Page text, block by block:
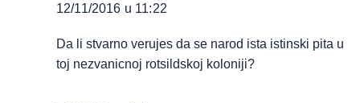
12/11/2016 u 11:22
Da li stvarno verujes da se narod ista istinski pita u
toj nezvanicnoj rotsildskoj koloniji?